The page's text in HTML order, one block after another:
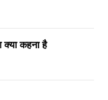
क्या कहना है